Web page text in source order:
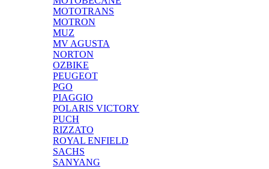
MOTOTRANS
MOTRON
MUZ
MV AGUSTA
NORTON
OZBIKE
PEUGEOT
PGO
PIAGGIO
POLARIS VICTORY
PUCH
RIZZATO
ROYAL ENFIELD
SACHS
SANYANG